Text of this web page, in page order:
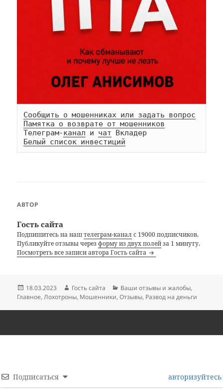
Сообщить о мошенниках или задать вопрос
Памятка о возврате от мошенников
Телеграм-канал и чат
Белый список инвестиций
АВТОР
Гость сайта
Подпишитесь на наштелеграм-каналс 19000 подписчиков.
Публикуйте отзывы черезформу из двух полейза 1 минуту.
Посмотреть все записи автора Гость сайта
Опубликовано
18.03.2023 Автор
Гость сайта Рубрики
Ваши отзывы и жалобы,
Главное,Лохотроны, Мошенники,Отзывы, Развод на деньги
Подписаться авторизуйтесь